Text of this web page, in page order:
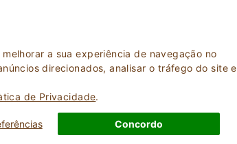
a sua experiência de navegação no
direcionados, analisar o tráfego do site e
de Privacidade.
Concordo